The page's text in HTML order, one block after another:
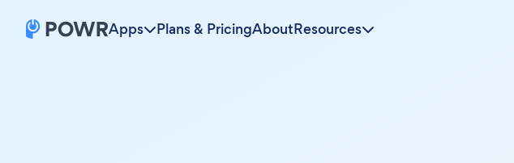
Apps Plans & PricingAboutResources